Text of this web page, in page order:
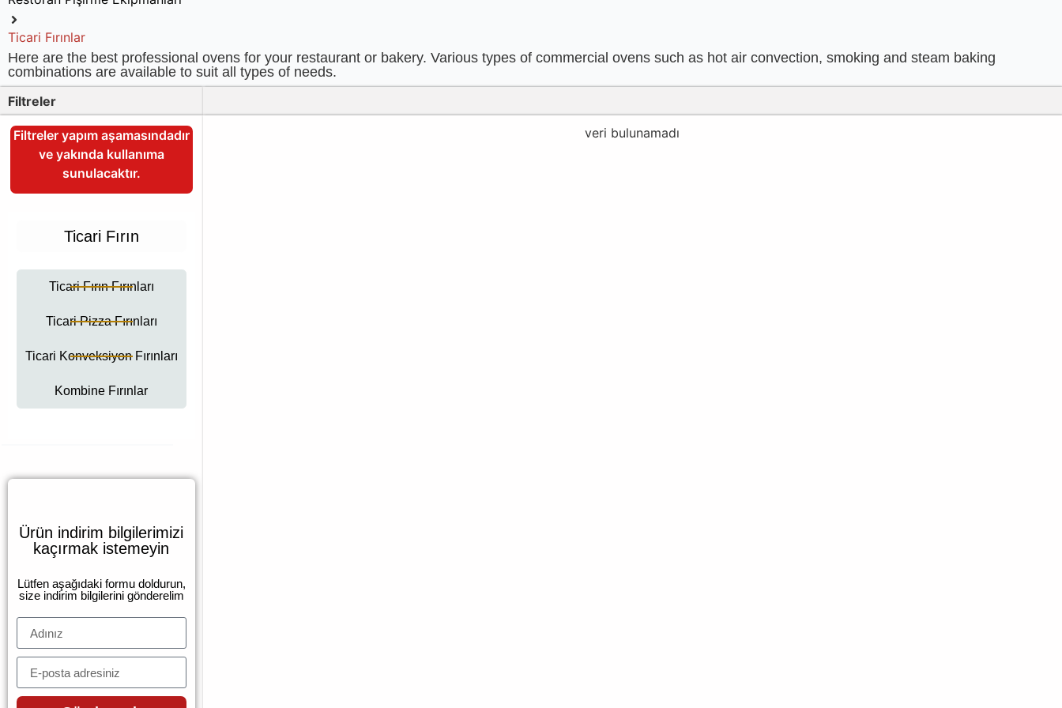
Ticari Fırınlar
Here are the best professional ovens for your restaurant or bakery. Various types of commercial ovens such as hot air convection, smoking and steam baking
combinations are available to suit all types of needs.
Filtreler
Filtreler yapım aşamasındadır
ve yakında kullanıma
sunulacaktır.
Ticari Fırın
Ticari Fırın Fırınları
Ticari Pizza Fırınları
Ticari Konveksiyon Fırınları
Kombine Fırınlar
Ürün indirim bilgilerimizi
kaçırmak istemeyin
Lütfen aşağıdaki formu doldurun,
size indirim bilgilerini gönderelim
veri bulunamadı